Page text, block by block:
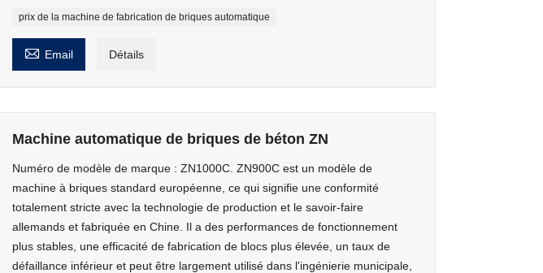
prix de la machine de fabrication de briques automatique
 Email Détails
Machine automatique de briques de béton ZN
Numéro de modèle de marque : ZN1000C. ZN900C est un modèle de
machine à briques standard européenne, ce qui signifie une conformité
totalement stricte avec la technologie de production et le savoir-faire
allemands et fabriquée en Chine. Il a des performances de fonctionnement
plus stables, une efficacité de fabrication de blocs plus élevée, un taux de
défaillance inférieur et peut être largement utilisé dans l'ingénierie municipale,